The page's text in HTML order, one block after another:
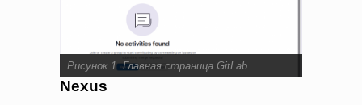
Рисунок 1. Главная страница GitLab
Nexus